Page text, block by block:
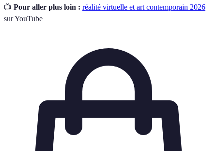
📺 Pour aller plus loin : réalité virtuelle et art contemporain 2026
sur YouTube